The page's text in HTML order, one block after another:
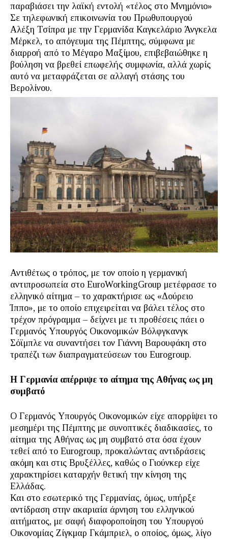
παραβιάσει την λαϊκή εντολή «τέλος στο Μνημόνιο»
Σε τηλεφωνική επικοινωνία του Πρωθυπουργού
Αλέξη Τσίπρα με την Γερμανίδα Καγκελάριο Άνγκελα
Μέρκελ, το απόγευμα της Πέμπτης, σύμφωνα με
διαρροή από το Μέγαρο Μαξίμου, επιβεβαιώθηκε η
βούληση να βρεθεί επωφελής συμφωνία, αλλά χωρίς
αυτό να μεταφράζεται σε αλλαγή στάσης του
Βερολίνου.
Αντιθέτως ο τρόπος, με τον οποίο η γερμανική
αντιπροσωπεία στο EuroWorkingGroup μετέφρασε το
ελληνικό αίτημα – το χαρακτήρισε ως «Δούρειο
Ίππο», με το οποίο επιχειρείται να βάλει τέλος στο
τρέχον πρόγραμμα – δείχνει με τι προθέσεις πάει ο
Γερμανός Υπουργός Οικονομικών Βόλφγκανγκ
Σόϊμπλε να συναντήσει τον Γιάννη Βαρουφάκη στο
τραπέζι των διαπραγματεύσεων του Eurogroup.
Η Γερμανία απέρριψε το αίτημα της Αθήνας ως μη
συμβατό
Ο Γερμανός Υπουργός Οικονομικών είχε απορρίψει το
μεσημέρι της Πέμπτης με συνοπτικές διαδικασίες, το
αίτημα της Αθήνας ως μη συμβατό στα όσα έχουν
τεθεί από το Eurogroup, προκαλώντας αντιδράσεις
ακόμη και στις Βρυξέλλες, καθώς ο Γιούνκερ είχε
χαρακτηρίσει καταρχήν θετική την κίνηση της
Ελλάδας.
Και στο εσωτερικό της Γερμανίας, όμως, υπήρξε
αντίδραση στην ακαριαία άρνηση του ελληνικού
αιτήματος, με σαφή διαφοροποίηση του Υπουργού
Οικονομίας Ζίγκμαρ Γκάμπριελ, ο οποίος, όμως, λίγο